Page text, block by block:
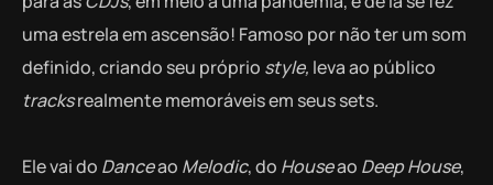
uma estrela em ascensão! Famoso por não ter um som
definido, criando seu próprio style, leva ao público
tracksrealmente memoráveis em seus sets.
Ele vai do Danceao Melodic, do Houseao Deep House,